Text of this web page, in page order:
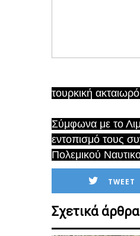
τουρκική
Σύμφωνα με το
εντοπισμό τους
Πολεμικού
TWEET
Σχετικά άρθρα